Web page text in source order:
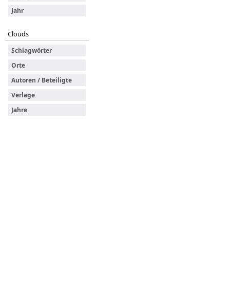
Jahr
Clouds
Schlagwörter
Orte
Autoren / Beteiligte
Verlage
Jahre